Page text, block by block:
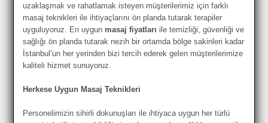
uzaklaşmak ve rahatlamak isteyen müşterilerimiz için farklı
masaj teknikleri ile ihtiyaçlarını ön planda tutarak terapiler
uyguluyoruz. En uygun masaj fiyatları ile temizliği, güvenliği ve
sağlığı ön planda tutarak nezih bir ortamda bölge sakinleri kadar
İstanbul’un her yerinden bizi tercih ederek gelen müşterilerimize
kaliteli hizmet sunuyoruz.
Herkese Uygun Masaj Teknikleri
Personelimizin sihirli dokunuşları ile ihtiyaca uygun her türlü